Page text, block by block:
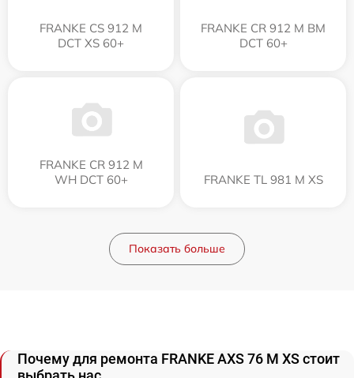
FRANKE CS 912 M
DCT XS 60+
FRANKE CR 912 M BM
DCT 60+
FRANKE CR 912 M
WH DCT 60+
FRANKE TL 981 M XS
Показать больше
Почему для ремонта FRANKE AXS 76 M XS стоит